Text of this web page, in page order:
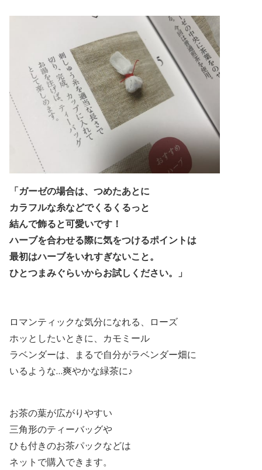
「ガーゼの場合は、つめたあとに
カラフルな糸などでくるくるっと
結んで飾ると可愛いです！
ハーブを合わせる際に気をつけるポイントは
最初はハーブをいれすぎないこと。
ひとつまみぐらいからお試しください。」
ロマンティックな気分になれる、ローズ
ホッとしたいときに、カモミール
ラベンダーは、まるで自分がラベンダー畑に
いるような…爽やかな緑茶に♪
お茶の葉が広がりやすい
三角形のティーバッグや
ひも付きのお茶パックなどは
ネットで購入できます。